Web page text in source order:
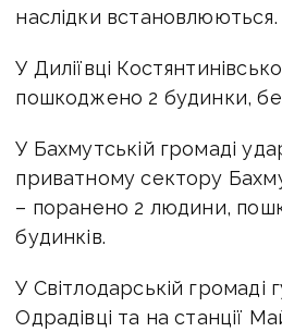
наслідки встановлюються.
У Диліївці
пошкоджено 2 будинки,
У Бахмутській громаді
приватному сектору
– поранено 2 людини,
будинків.
У Світлодарській громаді
Одрадівці та на станції